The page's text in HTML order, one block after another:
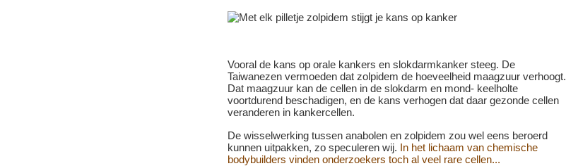
Vooral de kans op orale kankers en slokdarmkanker steeg. De
Taiwanezen vermoeden dat zolpidem de hoeveelheid maagzuur verhoogt.
Dat maagzuur kan de cellen in de slokdarm en mond- keelholte
voortdurend beschadigen, en de kans verhogen dat daar gezonde cellen
veranderen in kankercellen.
De wisselwerking tussen anabolen en zolpidem zou wel eens beroerd
kunnen uitpakken, zo speculeren wij. In het lichaam van chemische
bodybuilders vinden onderzoekers toch al veel rare cellen...